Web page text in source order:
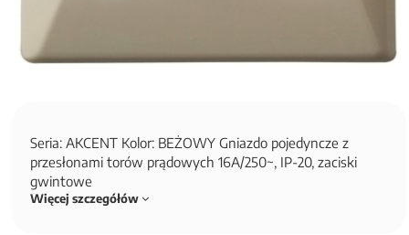
Seria: AKCENT Kolor: BEŻOWY Gniazdo pojedyncze z
przesłonami torów prądowych 16A/250~, IP-20, zaciski
gwintowe
Więcej szczegółów